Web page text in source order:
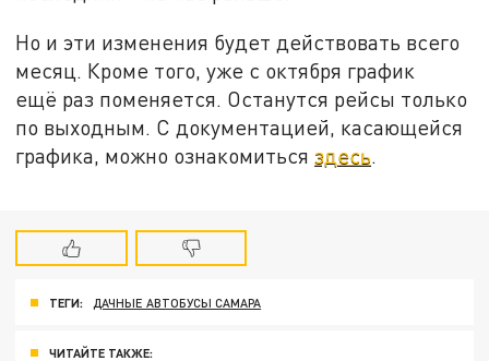
Но и эти изменения будет действовать всего
месяц. Кроме того, уже с октября график
ещё раз поменяется. Останутся рейсы только
по выходным. С документацией, касающейся
графика, можно ознакомитьсяздесь.
ТЕГИ: ДАЧНЫЕ АВТОБУСЫ САМАРА
ЧИТАЙТЕ ТАКЖЕ: